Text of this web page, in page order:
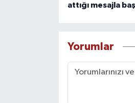
attığı mesajla
Yorumlar